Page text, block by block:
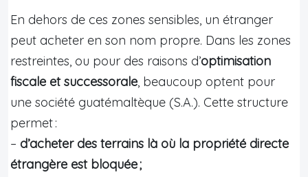
En dehors de ces zones sensibles, un étranger
peut acheter en son nom propre. Dans les zones
restreintes, ou pour des raisons d’optimisation
fiscale et successorale, beaucoup optent pour
une société guatémaltèque (S.A.). Cette structure
permet :
– d’acheter des terrains là où la propriété directe
étrangère est bloquée ;